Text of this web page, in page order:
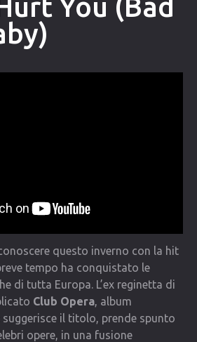
You (Bad
questo inverno con la hit
tempo ha conquistato le
di tutta Europa. L’ex reginetta di
Club Opera , album
suggerisce il titolo, prende spunto
opere, in una fusione